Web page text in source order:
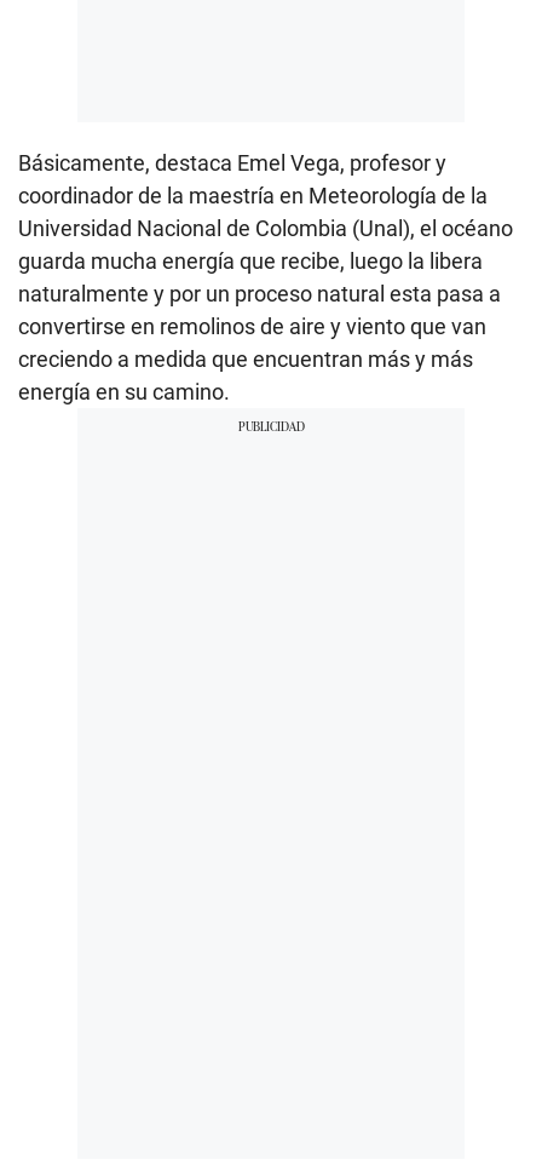
Básicamente, destaca Emel Vega, profesor y
coordinador de la maestría en Meteorología de la
Universidad Nacional de Colombia (Unal), el océano
guarda mucha energía que recibe, luego la libera
naturalmente y por un proceso natural esta pasa a
convertirse en remolinos de aire y viento que van
creciendo a medida que encuentran más y más
energía en su camino.